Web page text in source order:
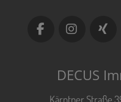
DECUS
Kärntner Straße